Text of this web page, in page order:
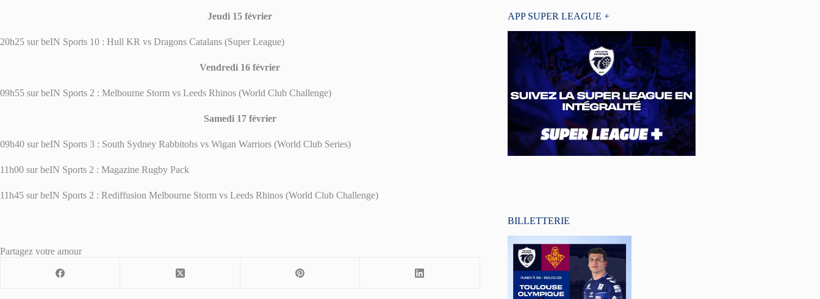
Jeudi 15 février
20h25 sur beIN Sports 10 : Hull KR vs Dragons Catalans (Super League)
Vendredi 16 février
09h55 sur beIN Sports 2 : Melbourne Storm vs Leeds Rhinos (World Club Challenge)
Samedi 17 février
09h40 sur beIN Sports 3 : South Sydney Rabbitohs vs Wigan Warriors (World Club Series)
11h00 sur beIN Sports 2 : Magazine Rugby Pack
11h45 sur beIN Sports 2 : Rediffusion Melbourne Storm vs Leeds Rhinos (World Club Challenge)
Partagez votre amour
APP SUPER LEAGUE +
BILLETTERIE